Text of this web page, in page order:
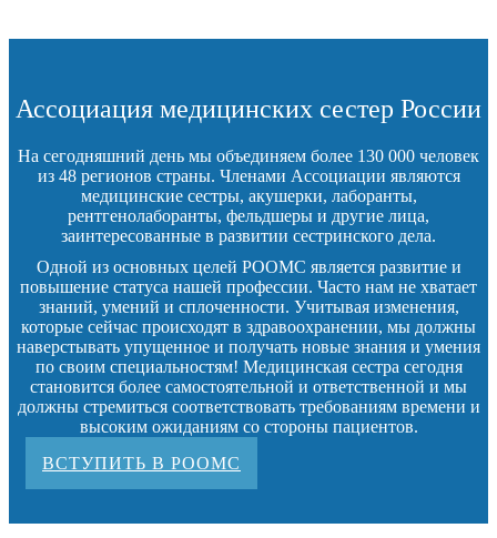
Ассоциация медицинских сестер России
На сегодняшний день мы объединяем более 130 000 человек
из 48 регионов страны. Членами Ассоциации являются
медицинские сестры, акушерки, лаборанты,
рентгенолаборанты, фельдшеры и другие лица,
заинтересованные в развитии сестринского дела.
Одной из основных целей РООМС является развитие и
повышение статуса нашей профессии. Часто нам не хватает
знаний, умений и сплоченности. Учитывая изменения,
которые сейчас происходят в здравоохранении, мы должны
наверстывать упущенное и получать новые знания и умения
по своим специальностям! Медицинская сестра сегодня
становится более самостоятельной и ответственной и мы
должны стремиться соответствовать требованиям времени и
высоким ожиданиям со стороны пациентов.
ВСТУПИТЬ В РООМС